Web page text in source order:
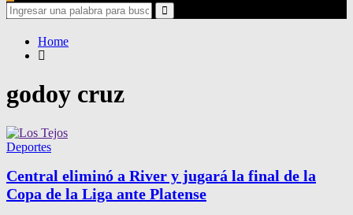
Search
for:
Search
Home
godoy cruz
Deportes
Central eliminó a River y jugará la final de la
Copa de la Liga ante Platense